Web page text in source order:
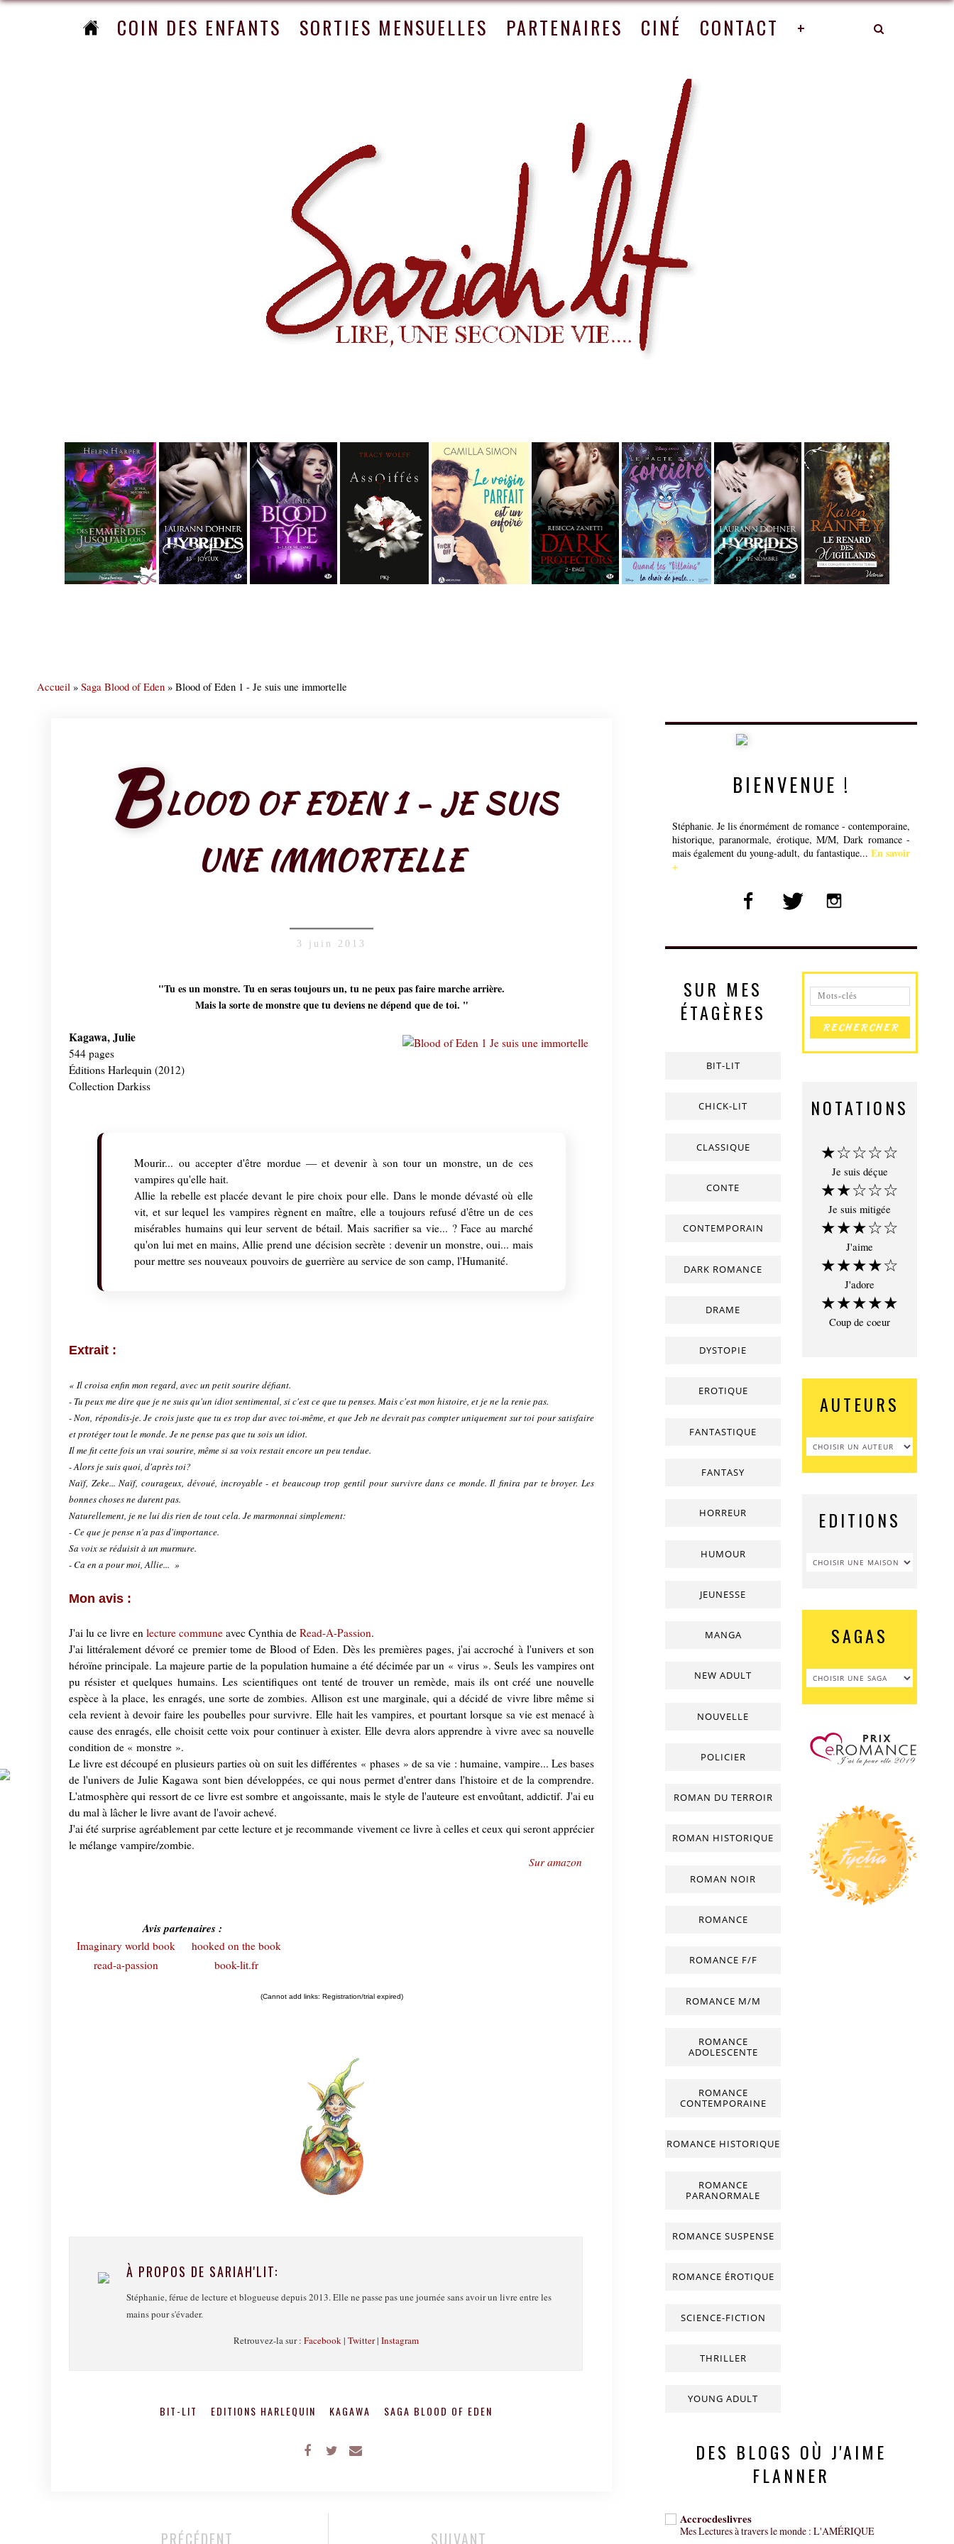
COIN DES ENFANTS SORTIES MENSUELLES PARTENAIRES CINÉ CONTACT +
Accueil » Saga Blood of Eden » Blood of Eden 1 - Je suis une immortelle
B LOOD OF EDEN 1 - JE SUIS
UNE IMMORTELLE
3 juin 2013
"Tu es un monstre. Tu en seras toujours un, tu ne peux pas faire marche arrière.
Mais la sorte de monstre que tu deviens ne dépend que de toi. "
Kagawa, Julie
544 pages
Éditions Harlequin (2012)
Collection Darkiss
Mourir... ou accepter d'être mordue — et devenir à son tour un monstre, un de ces
vampires qu'elle hait.
Allie la rebelle est placée devant le pire choix pour elle. Dans le monde dévasté où elle
vit, et sur lequel les vampires règnent en maître, elle a toujours refusé d'être un de ces
misérables humains qui leur servent de bétail. Mais sacrifier sa vie... ? Face au marché
qu'on lui met en mains, Allie prend une décision secrète : devenir un monstre, oui... mais
pour mettre ses nouveaux pouvoirs de guerrière au service de son camp, l'Humanité.
Extrait :
« Il croisa enfin mon regard, avec un petit sourire défiant.
- Tu peux me dire que je ne suis qu'un idiot sentimental, si c'est ce que tu penses. Mais c'est mon histoire, et je ne la renie pas.
- Non, répondis-je. Je crois juste que tu es trop dur avec toi-même, et que Jeb ne devrait pas compter uniquement sur toi pour satisfaire
et protéger tout le monde. Je ne pense pas que tu sois un idiot.
Il me fit cette fois un vrai sourire, même si sa voix restait encore un peu tendue.
- Alors je suis quoi, d'après toi?
Naïf, Zeke... Naïf, courageux, dévoué, incroyable - et beaucoup trop gentil pour survivre dans ce monde. Il finira par te broyer. Les
bonnes choses ne durent pas.
Naturellement, je ne lui dis rien de tout cela. Je marmonnai simplement:
- Ce que je pense n'a pas d'importance.
Sa voix se réduisit à un murmure.
- Ca en a pour moi, Allie... »
Mon avis :
J'ai lu ce livre en lecture commune avec Cynthia de Read-A-Passion.
J'ai littéralement dévoré ce premier tome de Blood of Eden. Dès les premières pages, j'ai accroché à l'univers et son
héroïne principale. La majeure partie de la population humaine a été décimée par un « virus ». Seuls les vampires ont
pu résister et quelques humains. Les scientifiques ont tenté de trouver un remède, mais ils ont créé une nouvelle
espèce à la place, les enragés, une sorte de zombies. Allison est une marginale, qui a décidé de vivre libre même si
cela revient à devoir faire les poubelles pour survivre. Elle hait les vampires, et pourtant lorsque sa vie est menacé à
cause des enragés, elle choisit cette voix pour continuer à exister. Elle devra alors apprendre à vivre avec sa nouvelle
condition de « monstre ».
Le livre est découpé en plusieurs parties où on suit les différentes « phases » de sa vie : humaine, vampire... Les bases
de l'univers de Julie Kagawa sont bien développées, ce qui nous permet d'entrer dans l'histoire et de la comprendre.
L'atmosphère qui ressort de ce livre est sombre et angoissante, mais le style de l'auteure est envoûtant, addictif. J'ai eu
du mal à lâcher le livre avant de l'avoir achevé.
J'ai été surprise agréablement par cette lecture et je recommande vivement ce livre à celles et ceux qui seront apprécier
le mélange vampire/zombie.
Sur amazon
Avis partenaires :
Imaginary world book
hooked on the book
read-a-passion
book-lit.fr
(Cannot add links: Registration/trial expired)
À PROPOS DE SARIAH'LIT:
Stéphanie, férue de lecture et blogueuse depuis 2013. Elle ne passe pas une journée sans avoir un livre entre les
mains pour s'évader.
Retrouvez-la sur : Facebook | Twitter| Instagram
BIT-LIT EDITIONS HARLEQUIN KAGAWA SAGA BLOOD OF EDEN
SUIVANT
PRÉCÉDENT
BIENVENUE !
Stéphanie. Je lis énormément de romance - contemporaine,
historique, paranormale, érotique, M/M, Dark romance -
mais également du young-adult, du fantastique... En savoir
+
SUR MES
ÉTAGÈRES
BIT-LIT
CHICK-LIT
CLASSIQUE
CONTE
CONTEMPORAIN
DARK ROMANCE
DRAME
DYSTOPIE
EROTIQUE
FANTASTIQUE
FANTASY
HORREUR
HUMOUR
JEUNESSE
MANGA
NEW ADULT
NOUVELLE
POLICIER
ROMAN DU TERROIR
ROMAN HISTORIQUE
ROMAN NOIR
ROMANCE
ROMANCE F/F
ROMANCE M/M
ROMANCE
ADOLESCENTE
ROMANCE
CONTEMPORAINE
ROMANCE HISTORIQUE
ROMANCE
PARANORMALE
ROMANCE SUSPENSE
ROMANCE ÉROTIQUE
SCIENCE-FICTION
THRILLER
YOUNG ADULT
NOTATIONS
★☆☆☆☆
Je suis déçue
★★☆☆☆
Je suis mitigée
★★★☆☆
J'aime
★★★★☆
J'adore
★★★★★
Coup de coeur
AUTEURS
EDITIONS
SAGAS
DES BLOGS OÙ J'AIME
FLANNER
Accrocdeslivres
Mes Lectures à travers le monde : L'AMÉRIQUE